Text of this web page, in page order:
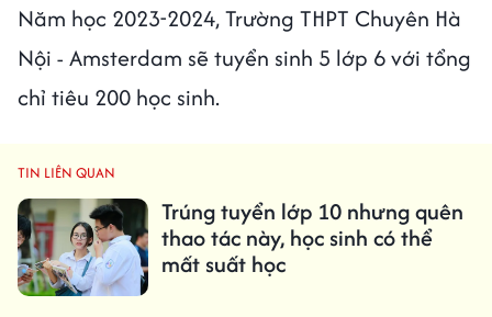
Năm học 2023-2024, Trường THPT Chuyên Hà
Nội - Amsterdam sẽ tuyển sinh 5 lớp 6 với tổng
chỉ tiêu 200 học sinh.
TIN LIÊN QUAN
Trúng tuyển lớp 10 nhưng quên
thao tác này, học sinh có thể
mất suất học